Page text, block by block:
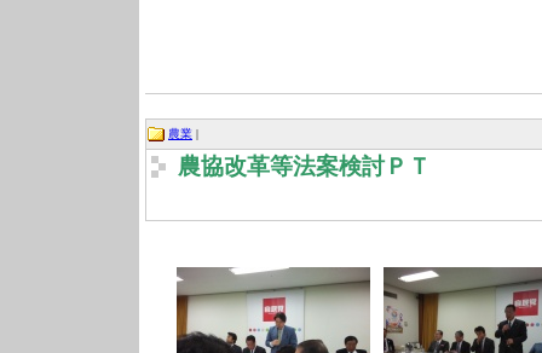
農業 |
農協改革等法案検討ＰＴ